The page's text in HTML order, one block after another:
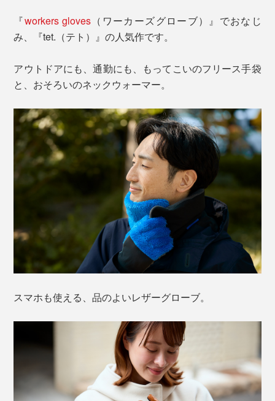
『workers gloves （ワーカーズグローブ）』でおなじ
み、『tet.（テト）』の人気作です。
アウトドアにも、通勤にも、もってこいのフリース手袋
と、おそろいのネックウォーマー。
スマホも使える、品のよいレザーグローブ。